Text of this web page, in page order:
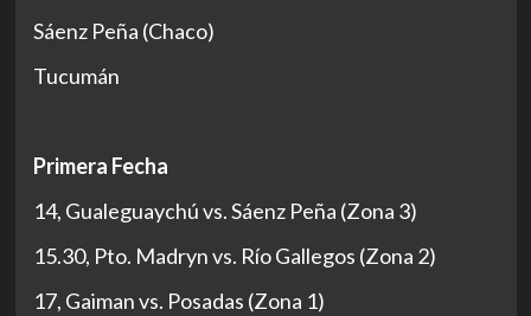
Sáenz Peña (Chaco)
Tucumán
Primera Fecha
14, Gualeguaychú vs. Sáenz Peña (Zona 3)
15.30, Pto. Madryn vs. Río Gallegos (Zona 2)
17, Gaiman vs. Posadas (Zona 1)